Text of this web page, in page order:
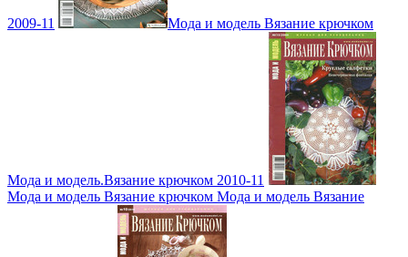
2009-11 Мода и модель Вязание крючком
Мода и модель.Вязание крючком 2010-11
Мода и модель Вязание крючком Мода и модель Вязание